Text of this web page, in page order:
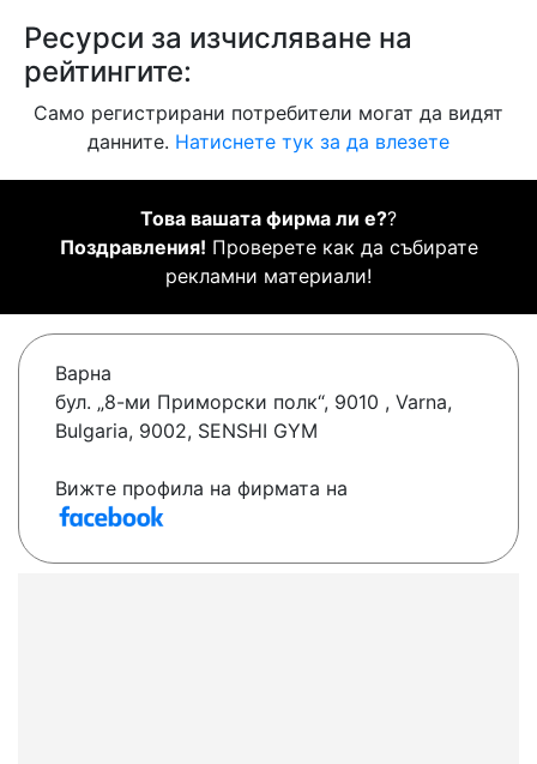
Ресурси за изчисляване на
рейтингите:
Само регистрирани потребители могат да видят
данните. Натиснете тук за да влезете
Това вашата фирма ли е??
Поздравления! Проверете как да събирате
рекламни материали!
Варна
бул. „8-ми Приморски полк“, 9010 , Varna,
Bulgaria, 9002, SENSHI GYM
Вижте профила на фирмата на